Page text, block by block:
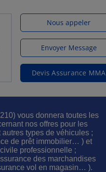
Nous appeler
Envoyer Message
Devis Assurance MMA
vous donnera toutes les
nos offres pour les
types de véhicules ;
de prêt immobilier… ) et
professionnelle ;
des marchandises
vol en magasin… ).